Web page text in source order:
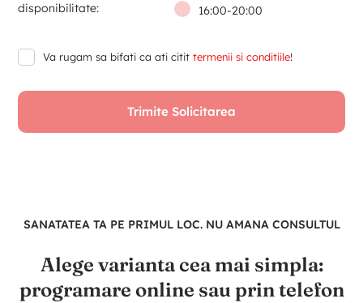
disponibilitate:
16:00-20:00
Va rugam sa bifati ca ati citittermenii si conditiile!
SANATATEA TA PE PRIMUL LOC. NU AMANA CONSULTUL
Alege varianta cea mai simpla:
programare online sau prin telefon